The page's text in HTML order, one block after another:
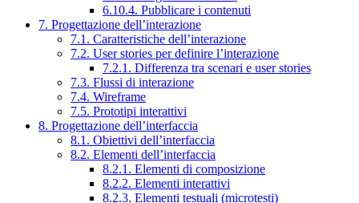
6.10.4. Pubblicare i contenuti
7. Progettazione dell’interazione
7.1. Caratteristiche dell’interazione
7.2. User stories per definire l’interazione
7.2.1. Differenza tra scenari e user stories
7.3. Flussi di interazione
7.4. Wireframe
7.5. Prototipi interattivi
8. Progettazione dell’interfaccia
8.1. Obiettivi dell’interfaccia
8.2. Elementi dell’interfaccia
8.2.1. Elementi di composizione
8.2.2. Elementi interattivi
8.2.3. Elementi testuali (microtesti)